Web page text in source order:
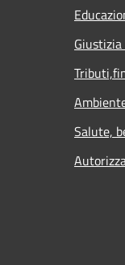
Salute,